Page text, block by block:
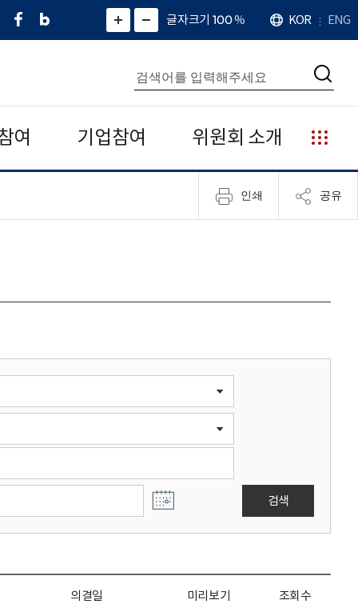
페
네
그
)
화
면
면
소
확
대
치
글자크기 100%
언
어
KOR ENG
통
합
검
색
검
여 기업참여 위원회 소개
누
리
집
안
인쇄 공유
검색
의결일 미리보기 조회수